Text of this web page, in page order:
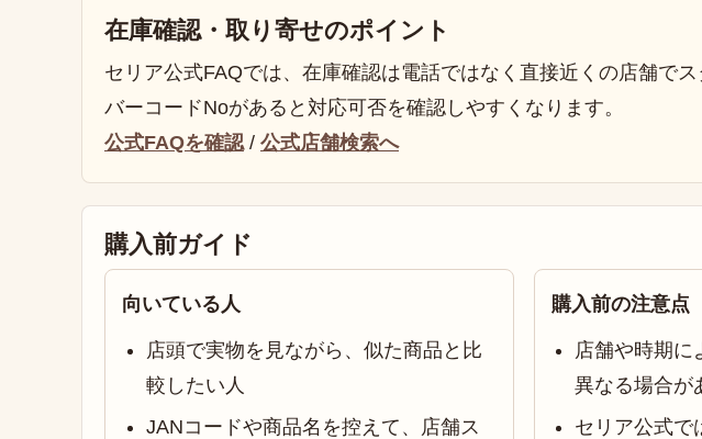
在庫確認・取り寄せのポイント
セリア公式FAQでは、在庫確認は電話ではなく直接近くの店舗で
バーコードNoがあると対応可否を確認しやすくなります。
公式FAQを確認/ 公式店舗検索へ
購入前ガイド
向いている人
店頭で実物を見ながら、似た商品と比
較したい人
JANコードや商品名を控えて、店舗ス
購入前の注意点
店舗や時期に
異なる場合が
セリア公式で